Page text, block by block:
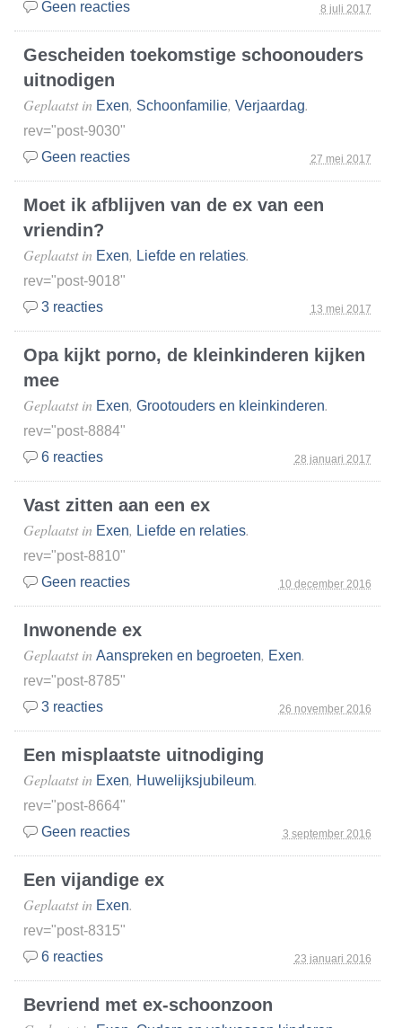
8 juli 2017
Geen reacties
Gescheiden toekomstige schoonouders
uitnodigen
27 mei 2017
Geplaatst in Exen, Schoonfamilie, Verjaardag.
rev="post-9030"
Geen reacties
Moet ik afblijven van de ex van een
vriendin?
13 mei 2017
Geplaatst in Exen, Liefde en relaties.
rev="post-9018"
3 reacties
Opa kijkt porno, de kleinkinderen kijken
mee
28 januari 2017
Geplaatst in Exen, Grootouders en kleinkinderen.
rev="post-8884"
6 reacties
Vast zitten aan een ex
10 december 2016
Geplaatst in Exen, Liefde en relaties.
rev="post-8810"
Geen reacties
Inwonende ex
26 november 2016
Geplaatst in Aanspreken en begroeten, Exen.
rev="post-8785"
3 reacties
Een misplaatste uitnodiging
3 september 2016
Geplaatst in Exen, Huwelijksjubileum.
rev="post-8664"
Geen reacties
Een vijandige ex
23 januari 2016
Geplaatst in Exen.
rev="post-8315"
6 reacties
Bevriend met ex-schoonzoon